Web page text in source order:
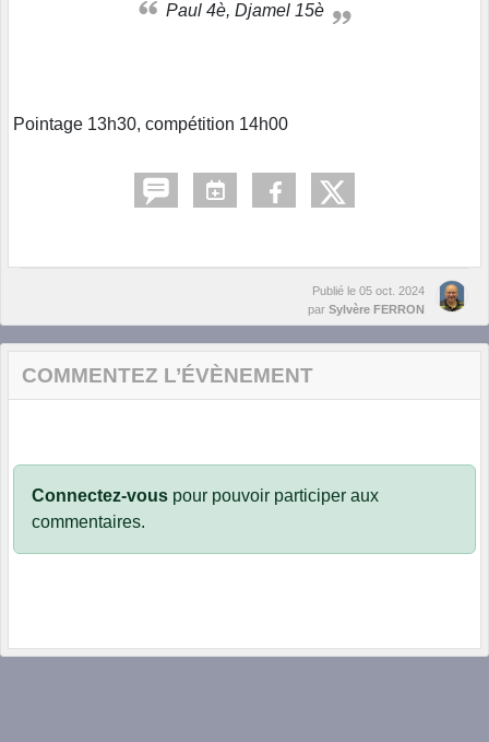
Paul 4è, Djamel 15è
Pointage 13h30, compétition 14h00
Publié le 05 oct. 2024
par Sylvère FERRON
COMMENTEZ L’ÉVÈNEMENT
Connectez-vous pour pouvoir participer aux
commentaires.